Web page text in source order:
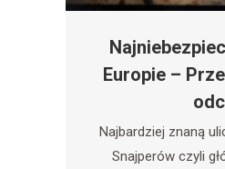
Europie –
Najbardziej znaną
Snajperów czyli